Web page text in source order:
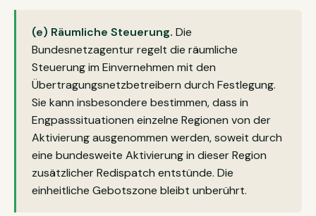
(e) Räumliche Steuerung. Die
Bundesnetzagentur regelt die räumliche
Steuerung im Einvernehmen mit den
Übertragungsnetzbetreibern durch Festlegung.
Sie kann insbesondere bestimmen, dass in
Engpasssituationen einzelne Regionen von der
Aktivierung ausgenommen werden, soweit durch
eine bundesweite Aktivierung in dieser Region
zusätzlicher Redispatch entstünde. Die
einheitliche Gebotszone bleibt unberührt.